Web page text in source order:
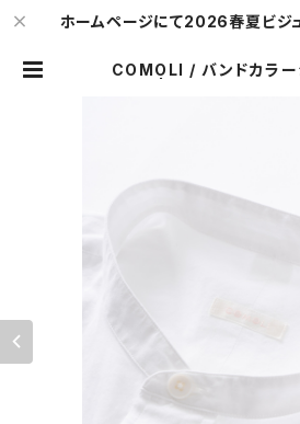
ホームページにて2026春夏ビジ
COMOLI / バンドカラーシ